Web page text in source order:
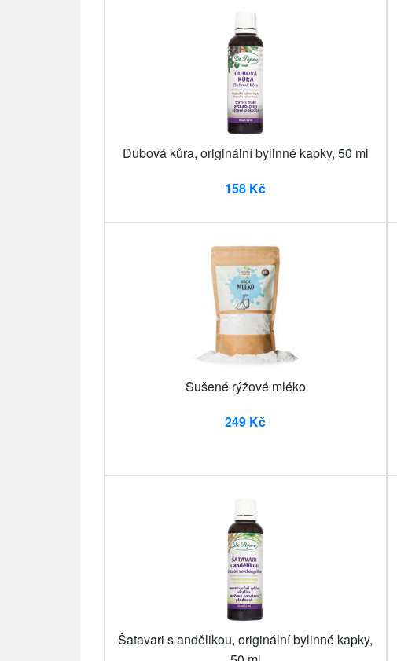
Dubová kůra, originální bylinné kapky, 50 ml
158 Kč
Sušené rýžové mléko
249 Kč
Šatavari s andělikou, originální bylinné kapky,